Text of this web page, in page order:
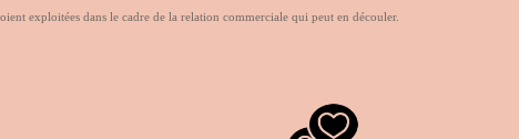
exploitées dans le cadre de la relation commerciale qui peut en découler.